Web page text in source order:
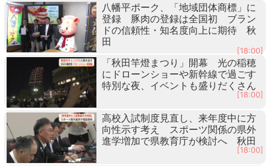
八幡平ポーク、「地域団体商標」に
登録 豚肉の登録は全国初 ブラン
ドの信頼性・知名度向上に期待 秋
田
[18:00]
「秋田竿燈まつり」開幕 光の稲穂
にドローンショーや新幹線で過ごす
特別な夜、イベントも盛りだくさん
[18:00]
高校入試制度見直し、来年度中に方
向性示す考え スポーツ関係の県外
進学増加で県教育庁が検討へ 秋田
[18:00]